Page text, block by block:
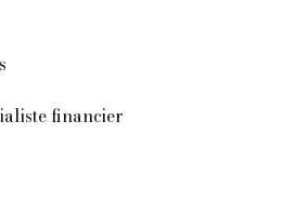
financier